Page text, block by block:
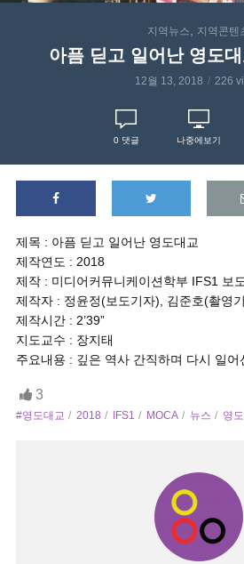
지역뉴스 지역콘텐
아픔 딛고 일어난 영도
12월 13, 2018 226
0댓글 나중에보기
제목 : 아픔 딛고 일어난 영도대교
제작연도 : 2018
제작 : 미디어커뮤니케이션학부 IFS1 보
제작자 : 정윤정(보도기자), 김준호(촬영
제작시간 : 2’39”
지도교수 : 장지태
주요내용 : 깊은 역사 간직하며 다시 일어
3
#영도대교 2018 IFS1 MOCA 뉴스 영도